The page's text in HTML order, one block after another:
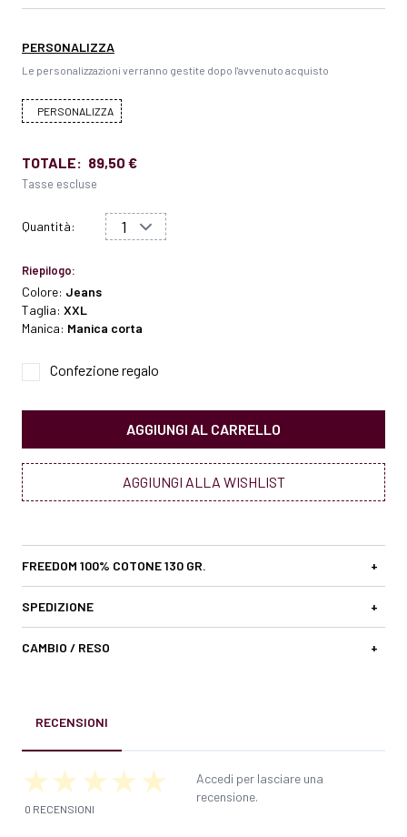
PERSONALIZZA
Le personalizzazioni verranno gestite dopo l'avvenuto acquisto
PERSONALIZZA
TOTALE: 89,50 €
Tasse escluse
Quantità:
Riepilogo:
Colore: Jeans
Taglia: XXL
Manica: Manica corta
Confezione regalo
AGGIUNGI AL CARRELLO
AGGIUNGI ALLA WISHLIST
FREEDOM 100% COTONE 130 GR. +
SPEDIZIONE +
CAMBIO / RESO +
RECENSIONI
0 RECENSIONI
Accedi per lasciare una
recensione.